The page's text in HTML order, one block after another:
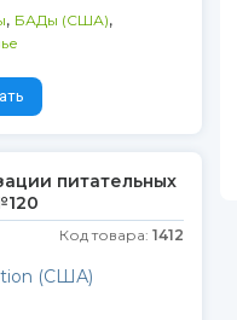
, БАДы (США),
питательных
Код товара: 1412
(США)